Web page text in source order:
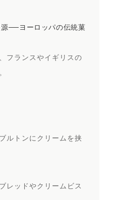
──ヨーロッパの伝統菓
フランスやイギリスの
ルトンにクリームを挟
レッドやクリームビス